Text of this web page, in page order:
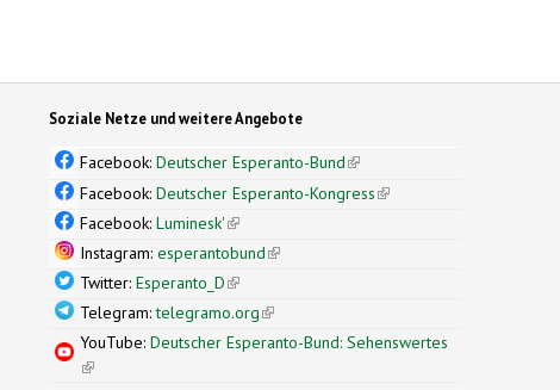
Soziale Netze und weitere Angebote
Facebook:Deutscher Esperanto-Bund(link is external)
Facebook:Deutscher Esperanto-Kongress(link is external)
Facebook:Luminesk'(link is external)
Instagram:esperantobund(link is external)
Twitter:Esperanto_D(link is external)
Telegram:telegramo.org(link is external)
YouTube:Deutscher Esperanto-Bund: Sehenswertes
(link is external)